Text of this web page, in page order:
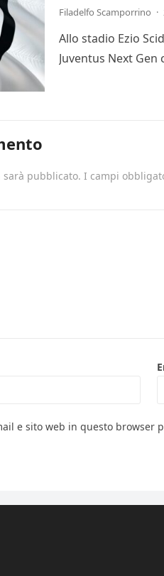
Filadelfo Scamporrino ·
Allo stadio Ezio
Juventus Next
pubblicato. I campi
e sito web in questo browser